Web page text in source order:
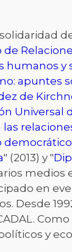
humanos y
apuntes
de
Universal
" (2013) y "
en
Desde
y